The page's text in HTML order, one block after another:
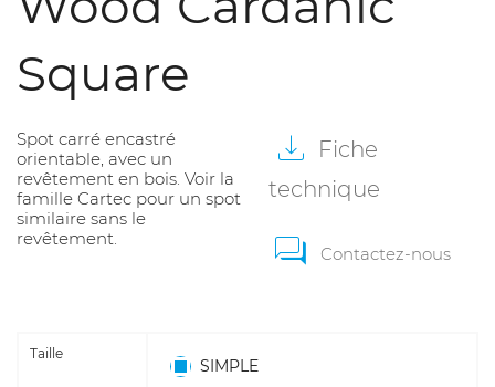
Square
Spot carré encastré
orientable, avec un
revêtement en bois. Voir la
famille Cartec pour un spot
similaire sans le
revêtement.
Fiche
technique
Contactez-nous
Taille
SIMPLE